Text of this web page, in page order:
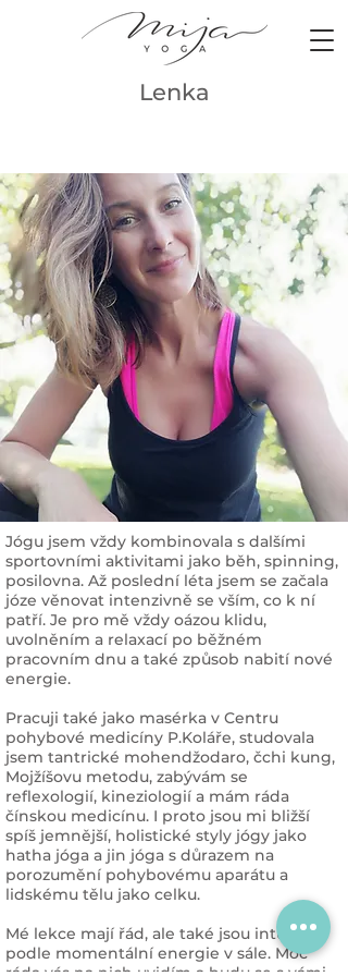
Lenka
Jógu jsem vždy kombinovala s dalšími
sportovními aktivitami jako běh, spinning,
posilovna. Až poslední léta jsem se začala
józe věnovat intenzivně se vším, co k ní
patří. Je pro mě vždy oázou klidu,
uvolněním a relaxací po běžném
pracovním dnu a také způsob nabití nové
energie.
Pracuji také jako masérka v Centru
pohybové medicíny P.Koláře, studovala
jsem tantrické mohendžodaro, čchi kung,
Mojžíšovu metodu, zabývám se
reflexologií, kineziologií a mám ráda
čínskou medicínu. I proto jsou mi bližší
spíš jemnější, holistické styly jógy jako
hatha jóga a jin jóga s důrazem na
porozumění pohybovému aparátu a
lidskému tělu jako celku.
Mé lekce mají řád, ale také jsou intuitivní
podle momentální energie v sále. Moc